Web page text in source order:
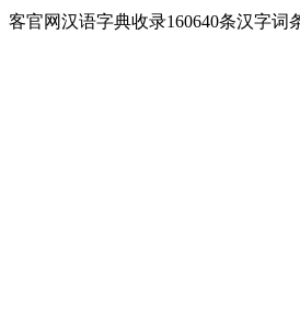
客官网汉语字典收录160640条汉字词